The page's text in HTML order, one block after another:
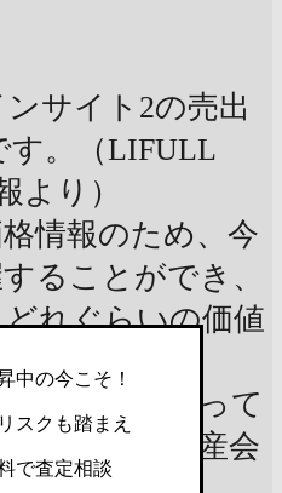
サイト2の売出
す。（LIFULL
より）
情報のため、今
ることができ、
れぐらいの価値
ります。
い条件によって
価値は不動産会
中の今こそ！
スクも踏まえ
で査定相談